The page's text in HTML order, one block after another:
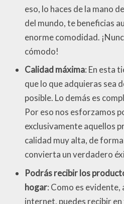
eso, lo haces de la mano
del mundo, te beneficias
enorme comodidad.
cómodo!
Calidad máxima: En esta
que lo que adquieras sea
posible. Lo demás es
Por eso nos esforzamos
exclusivamente aquellos
calidad muy alta, de
convierta un verdadero
Podrás recibir los
hogar: Como es evidente,
internet, puedes recibir